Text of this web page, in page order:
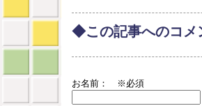
◆この記事へのコメ
お名前： ※必須